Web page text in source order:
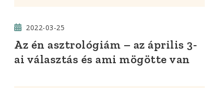
2022-03-25
Az én asztrológiám – az április 3-
ai választás és ami mögötte van